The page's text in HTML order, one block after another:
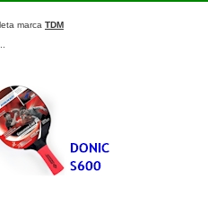
marca TDM